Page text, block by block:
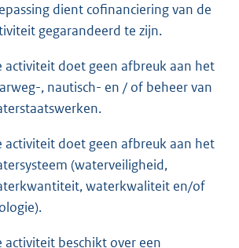
dient cofinanciering van de
gegarandeerd te zijn.
activiteit doet geen afbreuk aan het
, nautisch- en / of beheer van
activiteit doet geen afbreuk aan het
(waterveiligheid,
waterkwaliteit en/of
activiteit beschikt over een